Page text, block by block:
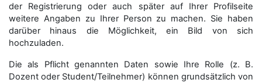
der Registrierung oder auch später auf Ihrer Profilseite
weitere Angaben zu Ihrer Person zu machen. Sie haben
darüber hinaus die Möglichkeit, ein Bild von sich
hochzuladen.
Die als Pflicht genannten Daten sowie Ihre Rolle (z. B.
Dozent oder Student/Teilnehmer) können grundsätzlich von